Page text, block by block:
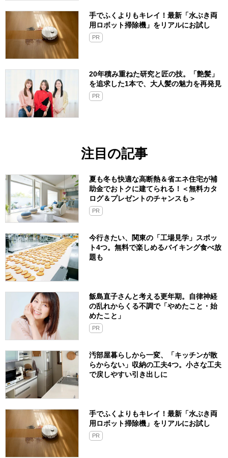
手でふくよりもキレイ！最新「水ぶき両
用ロボット掃除機」をリアルにお試し
PR
20年積み重ねた研究と匠の技。「艶髪」
を追求した1本で、大人髪の魅力を再発見
PR
注目の記事
夏も冬も快適な高断熱＆省エネ住宅が補
助金でおトクに建てられる！＜無料カタ
ログ＆プレゼントのチャンスも＞
PR
今行きたい、関東の「工場見学」スポッ
ト4つ。無料で楽しめるバイキング食べ放
題も
飯島直子さんと考える更年期。自律神経
の乱れからくる不調で「やめたこと・始
めたこと」
PR
汚部屋暮らしから一変、「キッチンが散
らからない」収納の工夫4つ。小さな工夫
で戻しやすい引き出しに
手でふくよりもキレイ！最新「水ぶき両
用ロボット掃除機」をリアルにお試し
PR